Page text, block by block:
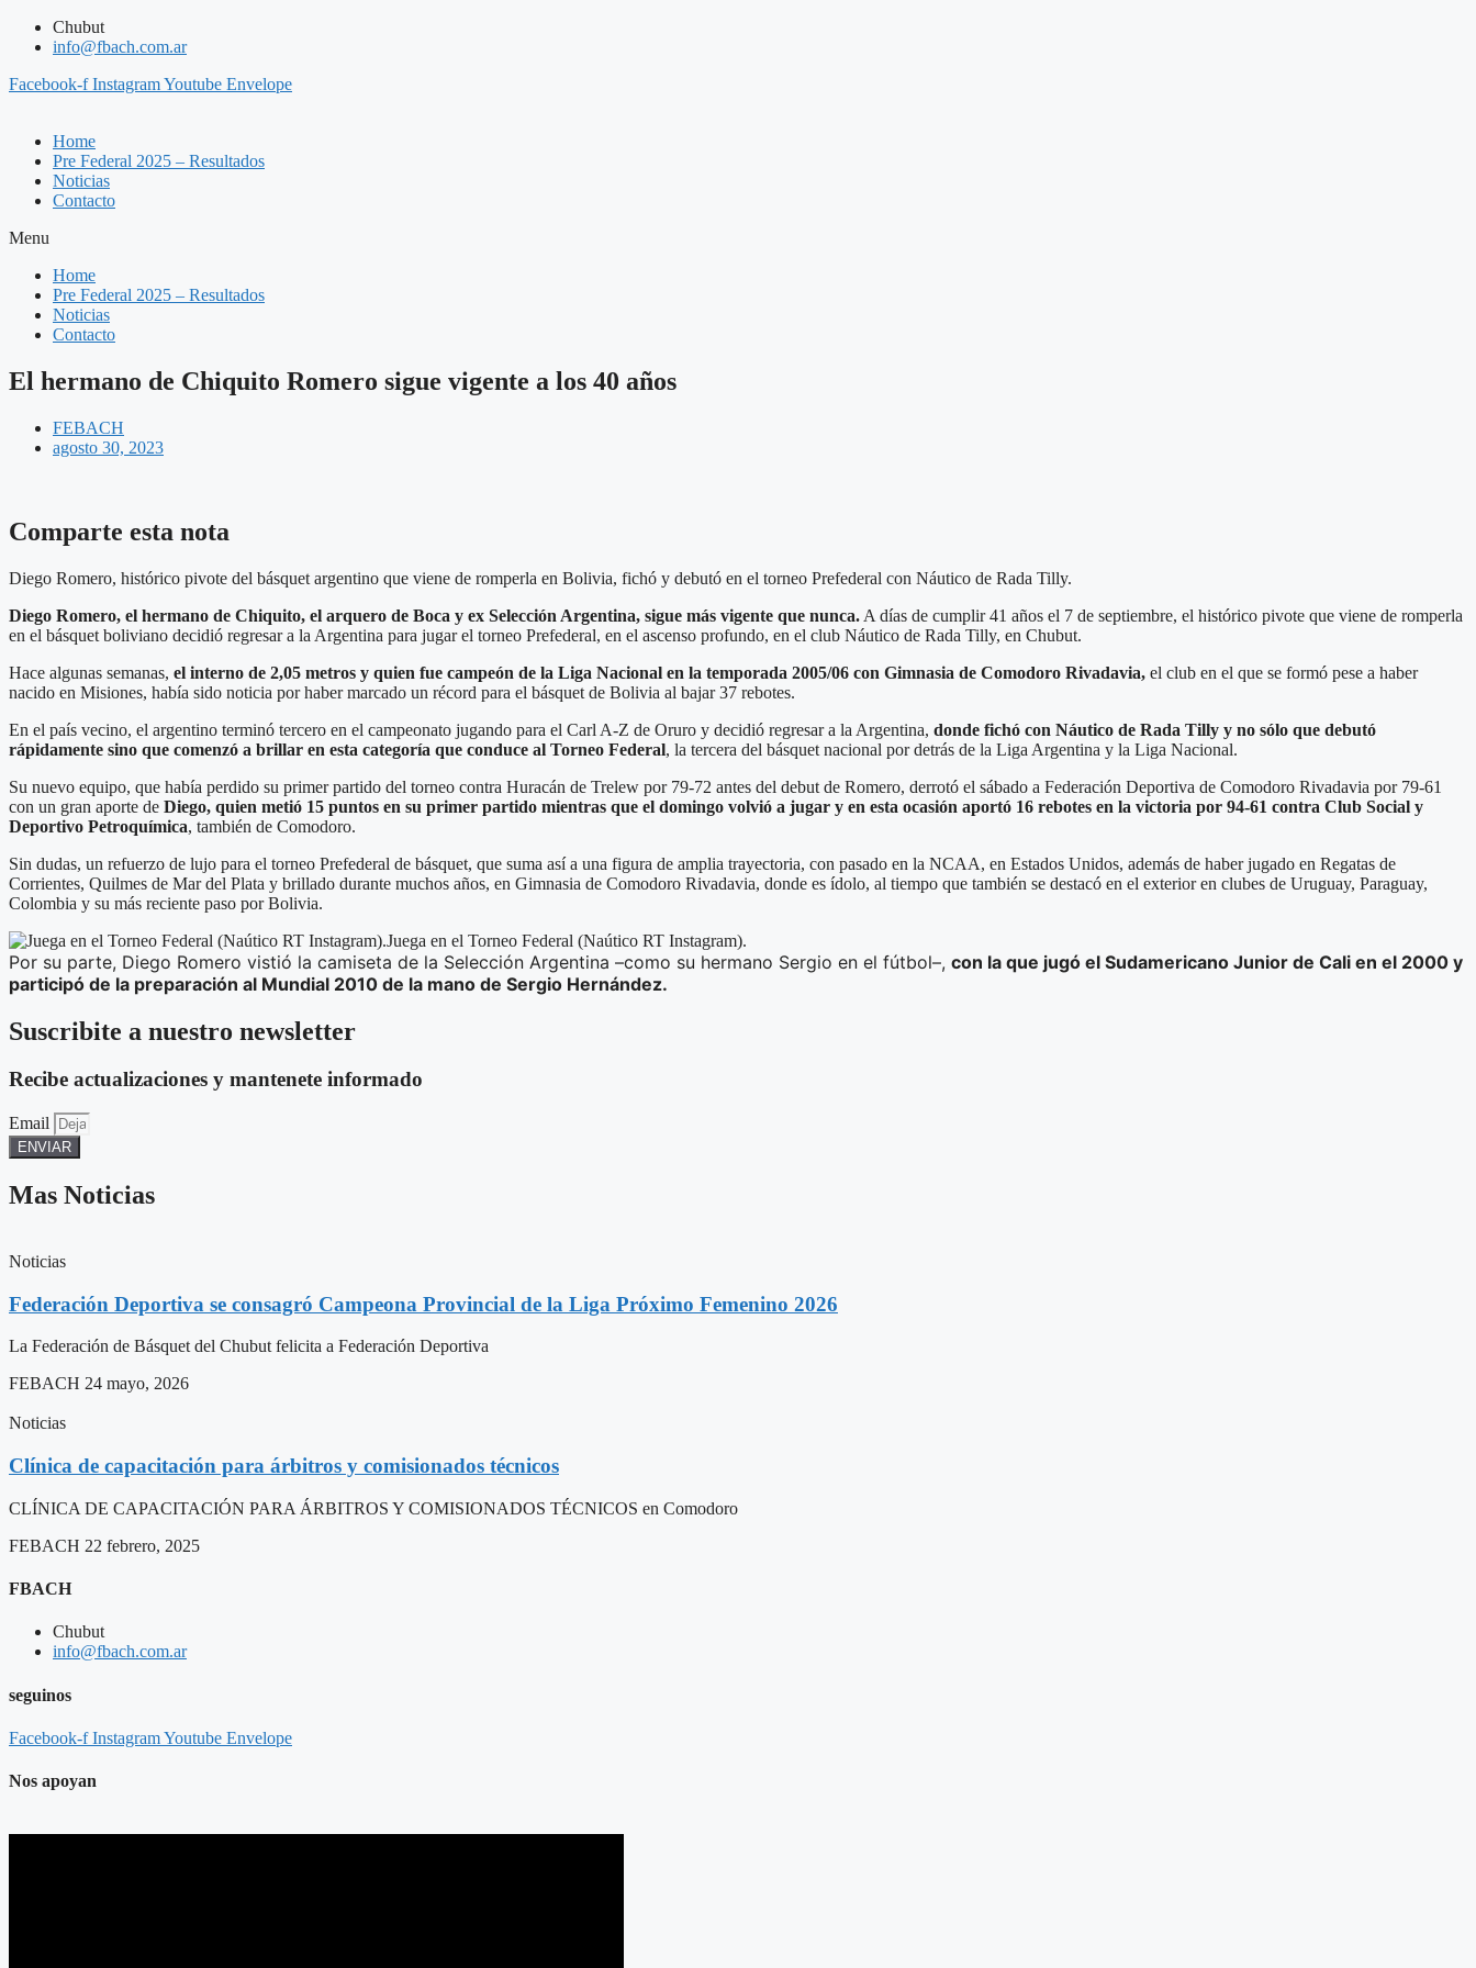
Saltar
Chubut
info@fbach.com.ar
Facebook-f InstagramYoutube Envelope
Home
Pre Federal 2025 – Resultados
Noticias
Contacto
Menu
Home
Pre Federal 2025 – Resultados
Noticias
Contacto
El hermano de Chiquito Romero sigue vigente a los 40 años
FEBACH
agosto 30, 2023
Comparte esta nota
Diego Romero, histórico pivote del básquet argentino que viene de romperla en Bolivia, fichó y debutó en el torneo Prefederal con Náutico de Rada Tilly.
Diego Romero, el hermano de Chiquito, el arquero de Boca y ex Selección Argentina, sigue más vigente que nunca. A días de cumplir 41 años el 7 de septiembre, el histórico pivote que viene de romperla
en el básquet boliviano decidió regresar a la Argentina para jugar el torneo Prefederal, en el ascenso profundo, en el club Náutico de Rada Tilly, en Chubut.
Hace algunas semanas, el interno de 2,05 metros y quien fue campeón de la Liga Nacional en la temporada 2005/06 con Gimnasia de Comodoro Rivadavia, el club en el que se formó pese a haber
nacido en Misiones, había sido noticia por haber marcado un récord para el básquet de Bolivia al bajar 37 rebotes.
En el país vecino, el argentino terminó tercero en el campeonato jugando para el Carl A-Z de Oruro y decidió regresar a la Argentina, donde fichó con Náutico de Rada Tilly y no sólo que debutó
rápidamente sino que comenzó a brillar en esta categoría que conduce al Torneo Federal, la tercera del básquet nacional por detrás de la Liga Argentina y la Liga Nacional.
Su nuevo equipo, que había perdido su primer partido del torneo contra Huracán de Trelew por 79-72 antes del debut de Romero, derrotó el sábado a Federación Deportiva de Comodoro Rivadavia por 79-61
con un gran aporte de Diego, quien metió 15 puntos en su primer partido mientras que el domingo volvió a jugar y en esta ocasión aportó 16 rebotes en la victoria por 94-61 contra Club Social y
Deportivo Petroquímica, también de Comodoro.
Sin dudas, un refuerzo de lujo para el torneo Prefederal de básquet, que suma así a una figura de amplia trayectoria, con pasado en la NCAA, en Estados Unidos, además de haber jugado en Regatas de
Corrientes, Quilmes de Mar del Plata y brillado durante muchos años, en Gimnasia de Comodoro Rivadavia, donde es ídolo, al tiempo que también se destacó en el exterior en clubes de Uruguay, Paraguay,
Colombia y su más reciente paso por Bolivia.
Juega en el Torneo Federal (Naútico RT Instagram).
Por su parte, Diego Romero vistió la camiseta de la Selección Argentina –como su hermano Sergio en el fútbol–, con la que jugó el Sudamericano Junior de Cali en el 2000 y
participó de la preparación al Mundial 2010 de la mano de Sergio Hernández.
Suscribite a nuestro newsletter
Recibe actualizaciones y mantenete informado
Email
ENVIAR
Mas Noticias
Noticias
Federación Deportiva se consagró Campeona Provincial de la Liga Próximo Femenino 2026
La Federación de Básquet del Chubut felicita a Federación Deportiva
FEBACH 24 mayo, 2026
Noticias
Clínica de capacitación para árbitros y comisionados técnicos
CLÍNICA DE CAPACITACIÓN PARA ÁRBITROS Y COMISIONADOS TÉCNICOS en Comodoro
FEBACH 22 febrero, 2025
FBACH
Chubut
info@fbach.com.ar
seguinos
Facebook-f InstagramYoutube Envelope
Nos apoyan